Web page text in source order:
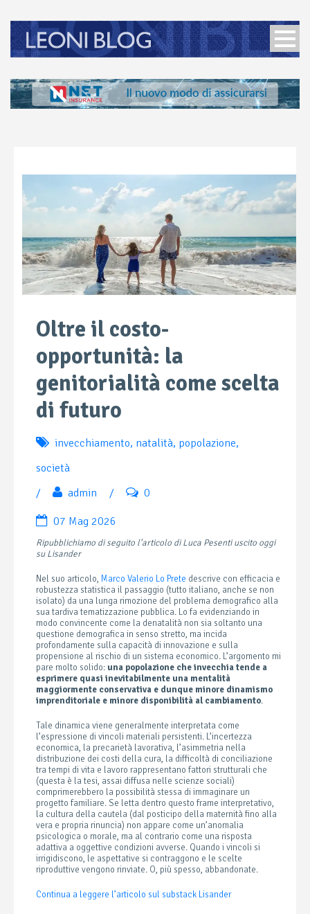
Oltre il costo-
opportunità: la
genitorialità come scelta
di futuro
invecchiamento, natalità, popolazione,
società
/
admin / 0
07 Mag 2026
Ripubblichiamo di seguito l’articolo di Luca Pesenti uscito oggi
su Lisander
Nel suo articolo, Marco Valerio Lo Prete descrive con efficacia e
robustezza statistica il passaggio (tutto italiano, anche se non
isolato) da una lunga rimozione del problema demografico alla
sua tardiva tematizzazione pubblica. Lo fa evidenziando in
modo convincente come la denatalità non sia soltanto una
questione demografica in senso stretto, ma incida
profondamente sulla capacità di innovazione e sulla
propensione al rischio di un sistema economico. L’argomento mi
pare molto solido:una popolazione che invecchia tende a
esprimere quasi inevitabilmente una mentalità
maggiormente conservativa e dunque minore dinamismo
imprenditoriale e minore disponibilità al cambiamento.
Tale dinamica viene generalmente interpretata come
l’espressione di vincoli materiali persistenti. L’incertezza
economica, la precarietà lavorativa, l’asimmetria nella
distribuzione dei costi della cura, la difficoltà di conciliazione
tra tempi di vita e lavoro rappresentano fattori strutturali che
(questa è la tesi, assai diffusa nelle scienze sociali)
comprimerebbero la possibilità stessa di immaginare un
progetto familiare. Se letta dentro questo frame interpretativo,
la cultura della cautela (dal posticipo della maternità fino alla
vera e propria rinuncia) non appare come un’anomalia
psicologica o morale, ma al contrario come una risposta
adattiva a oggettive condizioni avverse. Quando i vincoli si
irrigidiscono, le aspettative si contraggono e le scelte
riproduttive vengono rinviate. O, più spesso, abbandonate.
Continua a leggere l’articolo sul substack Lisander